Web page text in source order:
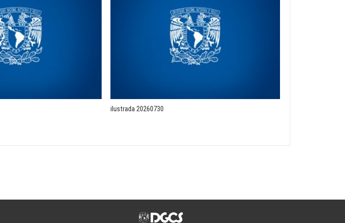
ilustrada 20260730